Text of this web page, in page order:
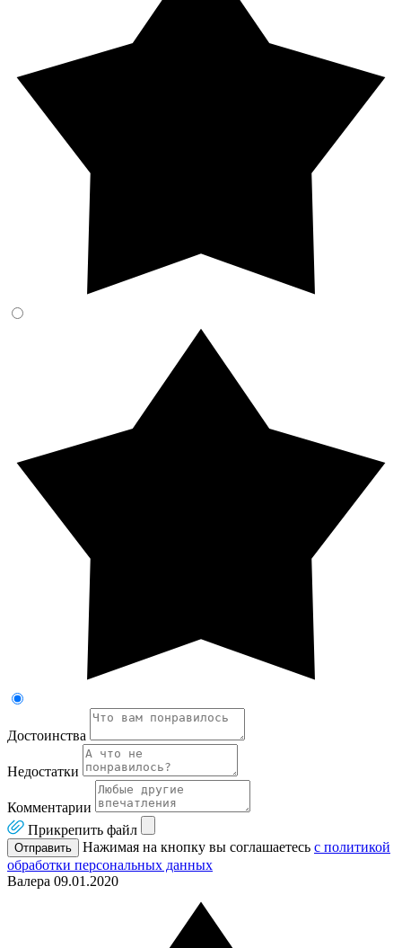
Достоинства
Недостатки
Комментарии
Прикрепить файл
Отправить Нажимая на кнопку вы соглашаетесь с политикой
обработки персональных данных
Валера 09.01.2020